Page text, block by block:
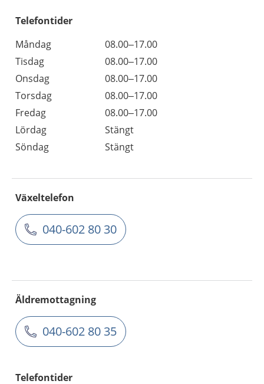
Telefontider
Måndag
08.00–17.00
Tisdag
08.00–17.00
Onsdag
08.00–17.00
Torsdag
08.00–17.00
Fredag
08.00–17.00
Lördag
Stängt
Söndag
Stängt
Växeltelefon
040-602 80 30
Äldremottagning
040-602 80 35
Telefontider